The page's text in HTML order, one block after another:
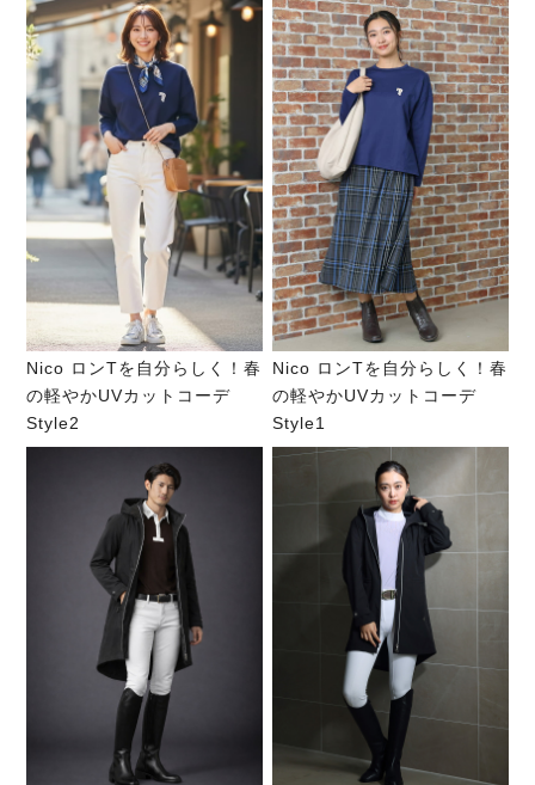
Nico ロンTを自分らしく！春
の軽やかUVカットコーデ
Style2
Nico ロンTを自分らしく！春
の軽やかUVカットコーデ
Style1